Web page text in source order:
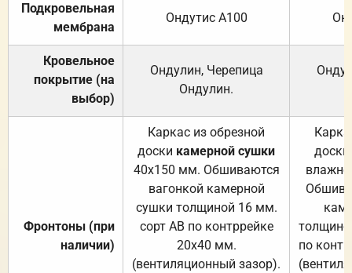
Подкровельная
мембрана
Ондутис А100
Кровельное
покрытие (на
выбор)
Ондулин, Черепица
Ондулин.
Фронтоны (при
наличии)
Каркас из обрезной
доски камерной сушки
40х150 мм. Обшиваются
вагонкой камерной
сушки толщиной 16 мм.
сорт АВ по контррейке
20х40 мм.
(вентиляционный зазор).
доски
по